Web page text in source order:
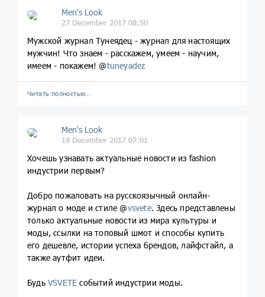
Men's Look
27 December 2017 08:50
Мужской журнал Тунеядец - журнал для настоящих
мужчин! Что знаем - расскажем, умеем - научим,
имеем - покажем! @tuneyadez
Читать полностью…
Men's Look
19 December 2017 07:01
Хочешь узнавать актуальные новости из fashion
индустрии первым?
Добро пожаловать на русскоязычный онлайн-
журнал о моде и стиле @vsvete. Здесь представлены
только актуальные новости из мира культуры и
моды, ссылки на топовый шмот и способы купить
его дешевле, истории успеха брендов, лайфстайл, а
также аутфит идеи.
Будь VSVETE событий индустрии моды.